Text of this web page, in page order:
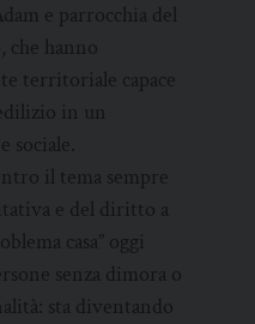
e parrocchia del
che hanno
territoriale capace
in un
sociale.
il tema sempre
e del diritto a
casa” oggi
senza dimora o
sta diventando